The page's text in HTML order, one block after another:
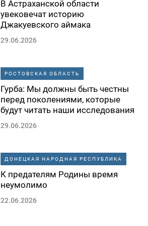
В Астраханской области
увековечат историю
Джакуевского аймака
29.06.2026
РОСТОВСКАЯ ОБЛАСТЬ
Гурба: Мы должны быть честны
перед поколениями, которые
будут читать наши исследования
29.06.2026
ДОНЕЦКАЯ НАРОДНАЯ РЕСПУБЛИКА
К предателям Родины время
неумолимо
22.06.2026